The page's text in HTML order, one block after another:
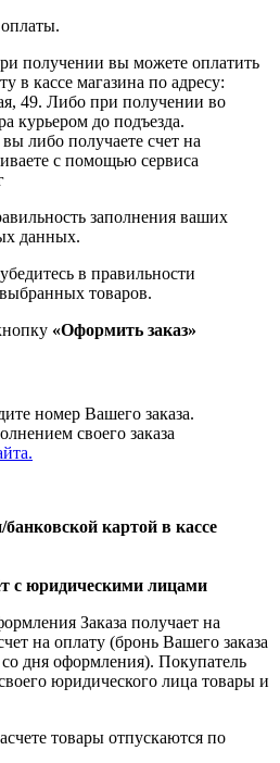
получении вы можете оплатить
в кассе магазина по адресу:
49. Либо при получении во
курьером до подъезда.
либо получаете счет на
с помощью сервиса
заполнения ваших
данных.
в правильности
товаров.
«Оформить заказ»
номер Вашего заказа.
своего заказа
картой в кассе
с юридическими лицами
Заказа получает на
на оплату (бронь Вашего заказа
со дня оформления). Покупатель
юридического лица товары и
товары отпускаются по